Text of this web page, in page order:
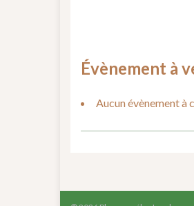
Évènement à
Aucun évènement à